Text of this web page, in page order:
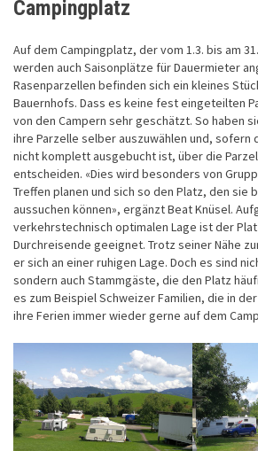
Campingplatz
Auf dem Campingplatz, der vom 1.3. bis am
werden auch Saisonplätze für Dauermieter
Rasenparzellen befinden sich ein kleines
Bauernhofs. Dass es keine fest eingeteilten
von den Campern sehr geschätzt. So haben
ihre Parzelle selber auszuwählen und, sofern
nicht komplett ausgebucht ist, über die
entscheiden. «Dies wird besonders von
Treffen planen und sich so den Platz, den sie
aussuchen können», ergänzt Beat Knüsel.
verkehrstechnisch optimalen Lage ist der
Durchreisende geeignet. Trotz seiner Nähe
er sich an einer ruhigen Lage. Doch es sind
sondern auch Stammgäste, die den Platz
es zum Beispiel Schweizer Familien, die in
ihre Ferien immer wieder gerne auf dem